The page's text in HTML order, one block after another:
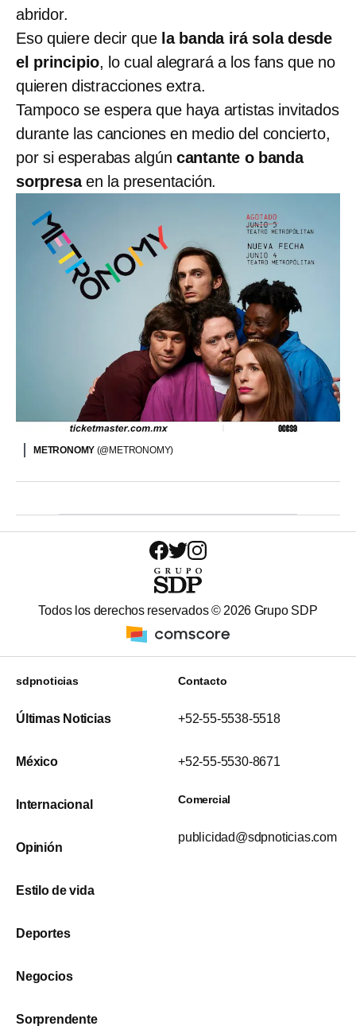
abridor.
Eso quiere decir que la banda irá sola desde
el principio, lo cual alegrará a los fans que no
quieren distracciones extra.
Tampoco se espera que haya artistas invitados
durante las canciones en medio del concierto,
por si esperabas algún cantante o banda
sorpresaen la presentación.
METRONOMY (@METRONOMY)
Todos los derechos reservados © 2026 Grupo SDP
sdpnoticias
Últimas Noticias
México
Internacional
Opinión
Estilo de vida
Deportes
Negocios
Sorprendente
Contacto
+52-55-5538-5518
+52-55-5530-8671
Comercial
publicidad@sdpnoticias.com